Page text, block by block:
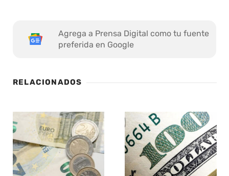
Agrega a Prensa Digital como tu fuente
preferida en Google
RELACIONADOS